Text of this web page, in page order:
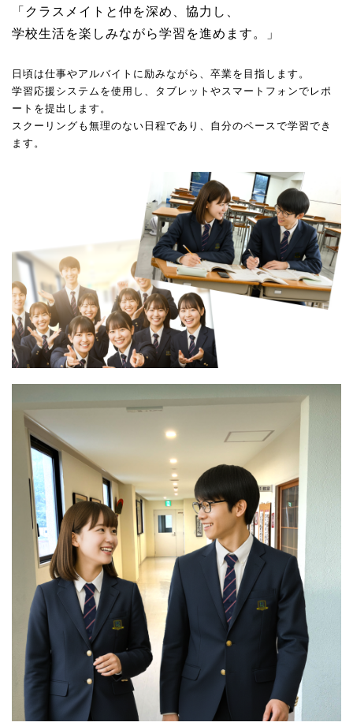
「クラスメイトと仲を深め、協力し、
学校生活を楽しみながら学習を進めます。」
日頃は仕事やアルバイトに励みながら、卒業を目指します。
学習応援システムを使用し、タブレットやスマートフォンでレポ
ートを提出します。
スクーリングも無理のない日程であり、自分のペースで学習でき
ます。